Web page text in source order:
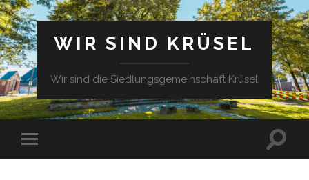
WIR SIND KRÜSEL
Wir sind die Siedlungsgemeinschaft Krüsel